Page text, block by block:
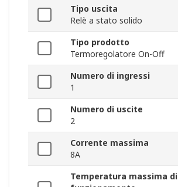
Tipo uscita
Relè a stato solido
Tipo prodotto
Termoregolatore On-Off
Numero di ingressi
1
Numero di uscite
2
Corrente massima
8A
Temperatura massima di